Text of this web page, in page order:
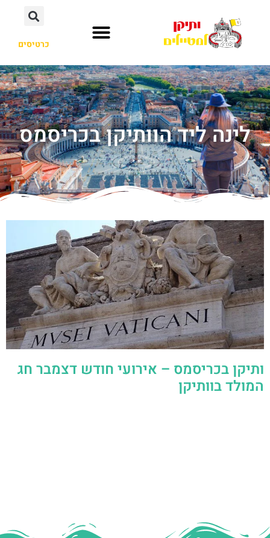
כרטיסים
לינה ליד הוותיקן בכריסמס
ותיקן בכריסמס – אירועי חודש דצמבר חג
המולד בוותיקן